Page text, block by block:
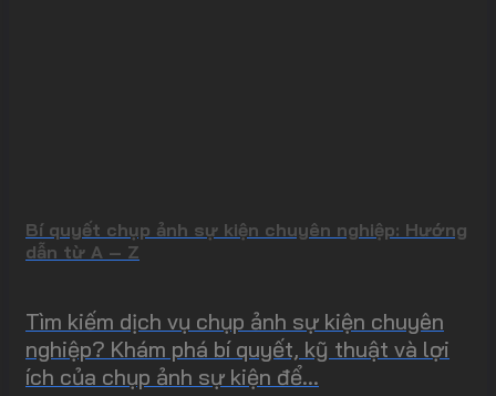
Bí quyết chụp ảnh sự kiện chuyên nghiệp: Hướng
dẫn từ A – Z
Tìm kiếm dịch vụ chụp ảnh sự kiện chuyên
nghiệp? Khám phá bí quyết, kỹ thuật và lợi
ích của chụp ảnh sự kiện để...